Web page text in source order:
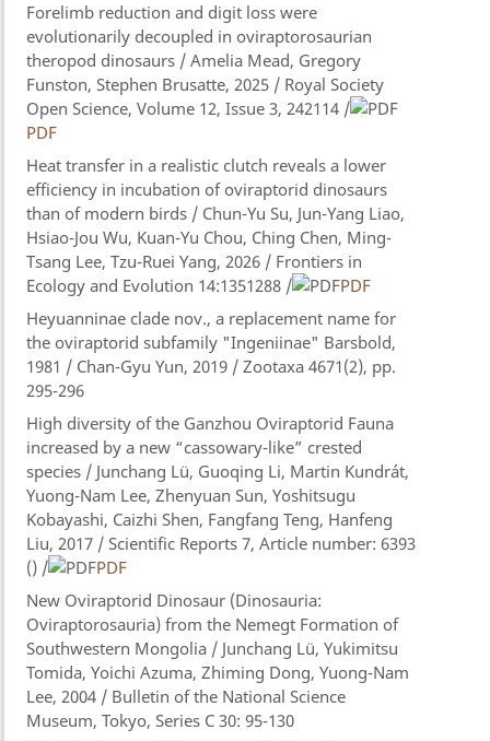
Forelimb reduction and digit loss were
evolutionarily decoupled in oviraptorosaurian
theropod dinosaurs / Amelia Mead, Gregory
Funston, Stephen Brusatte, 2025 / Royal Society
Open Science, Volume 12, Issue 3, 242114 /
PDF
Heat transfer in a realistic clutch reveals a lower
efficiency in incubation of oviraptorid dinosaurs
than of modern birds / Chun-Yu Su, Jun-Yang Liao,
Hsiao-Jou Wu, Kuan-Yu Chou, Ching Chen, Ming-
Tsang Lee, Tzu-Ruei Yang, 2026 / Frontiers in
Ecology and Evolution 14:1351288 /
PDF
Heyuanninae clade nov., a replacement name for
the oviraptorid subfamily "Ingeniinae" Barsbold,
1981 / Chan-Gyu Yun, 2019 / Zootaxa 4671(2), pp.
295-296
High diversity of the Ganzhou Oviraptorid Fauna
increased by a new “cassowary-like” crested
species / Junchang Lü, Guoqing Li, Martin Kundrát,
Yuong-Nam Lee, Zhenyuan Sun, Yoshitsugu
Kobayashi, Caizhi Shen, Fangfang Teng, Hanfeng
Liu, 2017 / Scientific Reports 7, Article number: 6393
() /
PDF
New Oviraptorid Dinosaur (Dinosauria:
Oviraptorosauria) from the Nemegt Formation of
Southwestern Mongolia / Junchang Lü, Yukimitsu
Tomida, Yoichi Azuma, Zhiming Dong, Yuong-Nam
Lee, 2004 / Bulletin of the National Science
Museum, Tokyo, Series C 30: 95-130